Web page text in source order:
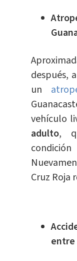
después,
un
vehículo
adulto,
Cruz Roja
entre